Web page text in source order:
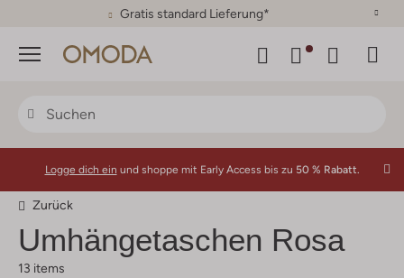
30 Tage Rückgaberecht
Menü
Logge dich ein und shoppe mit Early Access bis zu 50 % Rabatt.
Zurück
Umhängetaschen Rosa
13 items